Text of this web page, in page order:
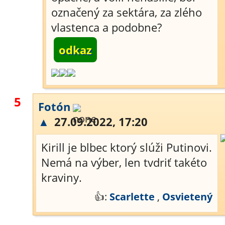
označený za sektára, za zlého
vlastenca a podobne?
odkaz
5
Fotón
▲ 27.09.2022, 17:20
Kirill je blbec ktorý slúži Putinovi.
Nemá na výber, len tvdriť takéto
kraviny.
👍: Scarlette , Osvietený